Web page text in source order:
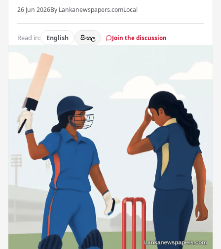
26 Jun 2026By Lankanewspapers.comLocal
Read in: English සිංහල Join the discussion